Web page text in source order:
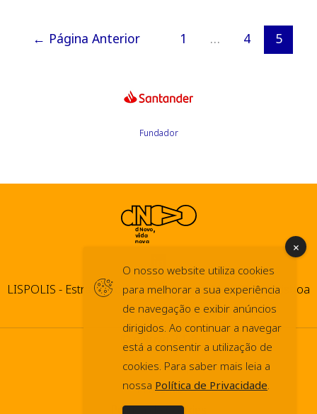
← Página Anterior 1 … 4 5
Fundador
LISPOLIS - Estrada do Paço do Lumiar, 44 1600-546 Lisboa
© dNovo 2026
info@dnovo.pt
Press Kit
Política de Cookies
O nosso website utiliza cookies
para melhorar a sua experiência
de navegação e exibir anúncios
dirigidos. Ao continuar a navegar
está a consentir a utilização de
cookies. Para saber mais leia a
nossa Política de Privacidade.